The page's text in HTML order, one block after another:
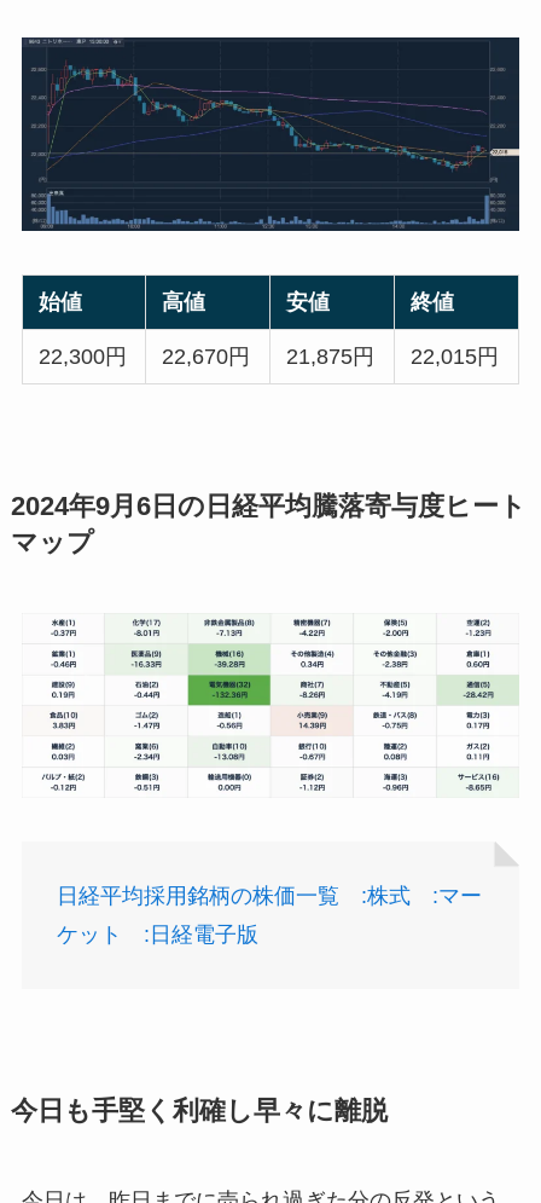
始値 高値 安値 終値
22,300円 22,670円 21,875円 22,015円
2024年9月6日の日経平均騰落寄与度ヒート
マップ
日経平均採用銘柄の株価一覧 :株式 :マー
ケット :日経電子版
今日も手堅く利確し早々に離脱